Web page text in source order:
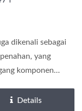
dikenali sebagai
yang
komponen
Details